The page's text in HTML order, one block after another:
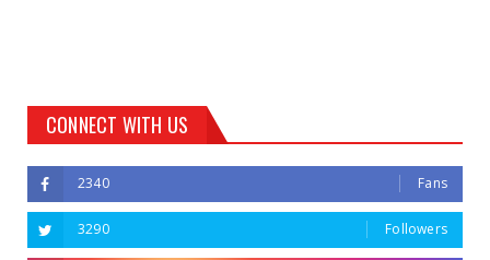
CONNECT WITH US
2340 Fans
3290 Followers